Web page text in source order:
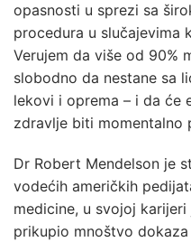
opasnosti u sprezi sa
procedura u slučajevima
Verujem da više od 90%
slobodno da nestane sa
lekovi i oprema – i da će
zdravlje biti momentalno
Dr Robert Mendelson je
vodećih američkih
medicine, u svojoj
prikupio mnoštvo